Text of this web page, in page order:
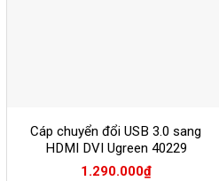
Cáp chuyển đổi USB 3.0 sang
HDMI DVI Ugreen 40229
1.290.000₫